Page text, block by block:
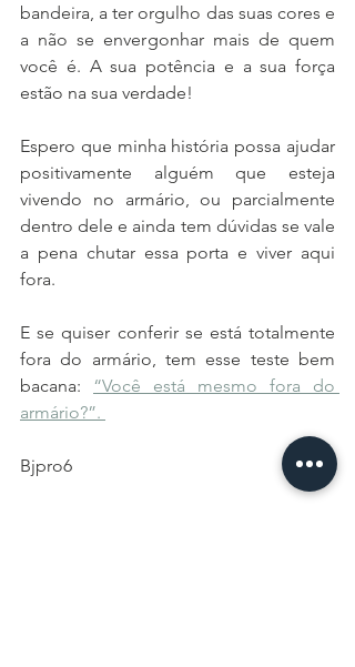
bandeira, a ter orgulho das suas cores e
a não se envergonhar mais de quem
você é. A sua potência e a sua força
estão na sua verdade!
Espero que minha história possa ajudar
positivamente alguém que esteja
vivendo no armário, ou parcialmente
dentro dele e ainda tem dúvidas se vale
a pena chutar essa porta e viver aqui
fora.
E se quiser conferir se está totalmente
fora do armário, tem esse teste bem
bacana:
“Você está mesmo fora do
armário?”.
Bjpro6